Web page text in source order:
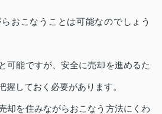
おこなうことは可能なのでしょう
可能ですが、安全に売却を進めるた
握しておく必要があります。
却を住みながらおこなう方法にくわ